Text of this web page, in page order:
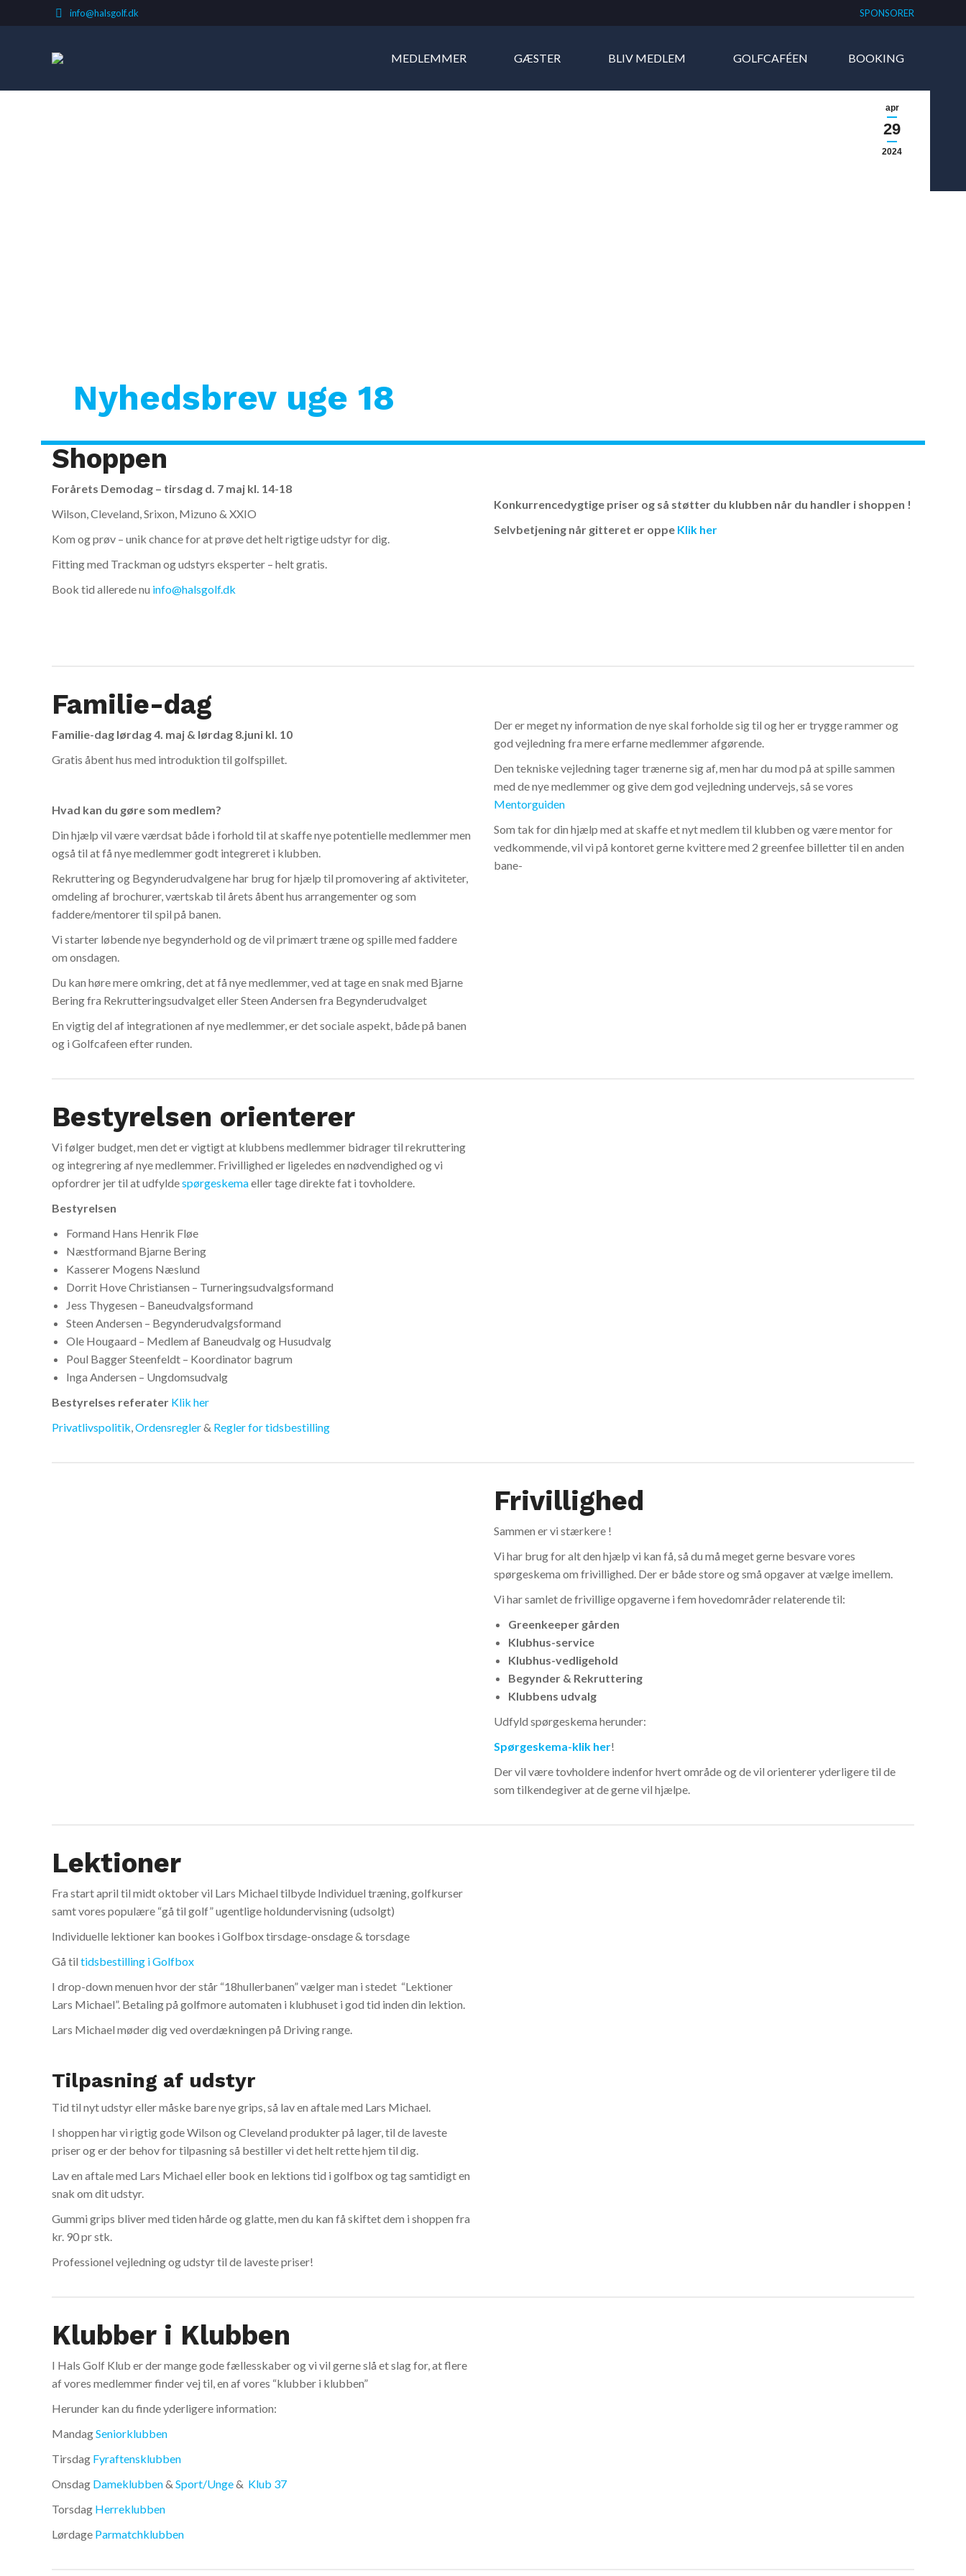
info@halsgolf.dk SPONSORER
MEDLEMMER GÆSTER BLIV MEDLEM GOLFCAFÉEN BOOKING
apr
29
2024
Nyhedsbrev uge 18
Shoppen
Forårets Demodag – tirsdag d. 7 maj kl. 14-18
Wilson, Cleveland, Srixon, Mizuno & XXIO
Kom og prøv – unik chance for at prøve det helt rigtige udstyr for dig.
Fitting med Trackman og udstyrs eksperter – helt gratis.
Book tid allerede nu info@halsgolf.dk
Konkurrencedygtige priser og så støtter du klubben når du handler i shoppen !
Selvbetjening når gitteret er oppe Klik her
Familie-dag
Familie-dag lørdag 4. maj & lørdag 8.juni kl. 10
Gratis åbent hus med introduktion til golfspillet.
Hvad kan du gøre som medlem?
Din hjælp vil være værdsat både i forhold til at skaffe nye potentielle medlemmer men
også til at få nye medlemmer godt integreret i klubben.
Rekruttering og Begynderudvalgene har brug for hjælp til promovering af aktiviteter,
omdeling af brochurer, værtskab til årets åbent hus arrangementer og som
faddere/mentorer til spil på banen.
Vi starter løbende nye begynderhold og de vil primært træne og spille med faddere
om onsdagen.
Du kan høre mere omkring, det at få nye medlemmer, ved at tage en snak med Bjarne
Bering fra Rekrutteringsudvalget eller Steen Andersen fra Begynderudvalget
En vigtig del af integrationen af nye medlemmer, er det sociale aspekt, både på banen
og i Golfcafeen efter runden.
Der er meget ny information de nye skal forholde sig til og her er trygge rammer og
god vejledning fra mere erfarne medlemmer afgørende.
Den tekniske vejledning tager trænerne sig af, men har du mod på at spille sammen
med de nye medlemmer og give dem god vejledning undervejs, så se vores
Mentorguiden
Som tak for din hjælp med at skaffe et nyt medlem til klubben og være mentor for
vedkommende, vil vi på kontoret gerne kvittere med 2 greenfee billetter til en anden
bane-
Bestyrelsen orienterer
Vi følger budget, men det er vigtigt at klubbens medlemmer bidrager til rekruttering
og integrering af nye medlemmer. Frivillighed er ligeledes en nødvendighed og vi
opfordrer jer til at udfyldespørgeskemaeller tage direkte fat i tovholdere.
Bestyrelsen
Formand Hans Henrik Fløe
Næstformand Bjarne Bering
Kasserer Mogens Næslund
Dorrit Hove Christiansen – Turneringsudvalgsformand
Jess Thygesen – Baneudvalgsformand
Steen Andersen – Begynderudvalgsformand
Ole Hougaard – Medlem af Baneudvalg og Husudvalg
Poul Bagger Steenfeldt – Koordinator bagrum
Inga Andersen – Ungdomsudvalg
Bestyrelses referater Klik her
Privatlivspolitik,Ordensregler& Regler for tidsbestilling
Frivillighed
Sammen er vi stærkere !
Vi har brug for alt den hjælp vi kan få, så du må meget gerne besvare vores
spørgeskema om frivillighed. Der er både store og små opgaver at vælge imellem.
Vi har samlet de frivillige opgaverne i fem hovedområder relaterende til:
Greenkeeper gården
Klubhus-service
Klubhus-vedligehold
Begynder & Rekruttering
Klubbens udvalg
Udfyld spørgeskema herunder:
Spørgeskema-klik her!
Der vil være tovholdere indenfor hvert område og de vil orienterer yderligere til de
som tilkendegiver at de gerne vil hjælpe.
Lektioner
Fra start april til midt oktober vil Lars Michael tilbyde Individuel træning, golfkurser
samt vores populære “gå til golf” ugentlige holdundervisning (udsolgt)
Individuelle lektioner kan bookes i Golfbox tirsdage-onsdage & torsdage
Gå til tidsbestilling i Golfbox
I drop-down menuen hvor der står “18hullerbanen” vælger man i stedet “Lektioner
Lars Michael”. Betaling på golfmore automaten i klubhuset i god tid inden din lektion.
Lars Michael møder dig ved overdækningen på Driving range.
Tilpasning af udstyr
Tid til nyt udstyr eller måske bare nye grips, så lav en aftale med Lars Michael.
I shoppen har vi rigtig gode Wilson og Cleveland produkter på lager, til de laveste
priser og er der behov for tilpasning så bestiller vi det helt rette hjem til dig.
Lav en aftale med Lars Michael eller book en lektions tid i golfbox og tag samtidigt en
snak om dit udstyr.
Gummi grips bliver med tiden hårde og glatte, men du kan få skiftet dem i shoppen fra
kr. 90 pr stk.
Professionel vejledning og udstyr til de laveste priser!
Klubber i Klubben
I Hals Golf Klub er der mange gode fællesskaber og vi vil gerne slå et slag for, at flere
af vores medlemmer finder vej til, en af vores “klubber i klubben”
Herunder kan du finde yderligere information:
MandagSeniorklubben
Tirsdag Fyraftensklubben
Onsdag Dameklubben& Sport/Unge& Klub 37
Torsdag Herreklubben
Lørdage Parmatchklubben